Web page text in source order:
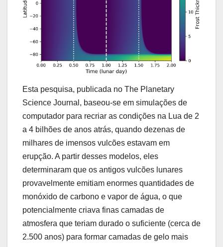
Esta pesquisa, publicada no The Planetary
Science Journal, baseou-se em simulações de
computador para recriar as condições na Lua de 2
a 4 bilhões de anos atrás, quando dezenas de
milhares de imensos vulcões estavam em
erupção. A partir desses modelos, eles
determinaram que os antigos vulcões lunares
provavelmente emitiam enormes quantidades de
monóxido de carbono e vapor de água, o que
potencialmente criava finas camadas de
atmosfera que teriam durado o suficiente (cerca de
2.500 anos) para formar camadas de gelo mais